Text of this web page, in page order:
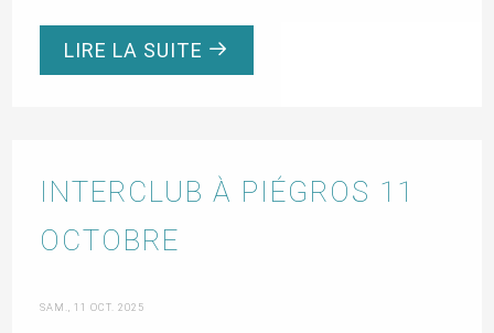
LIRE LA SUITE
INTERCLUB À PIÉGROS 11
OCTOBRE
SAM., 11 OCT. 2025